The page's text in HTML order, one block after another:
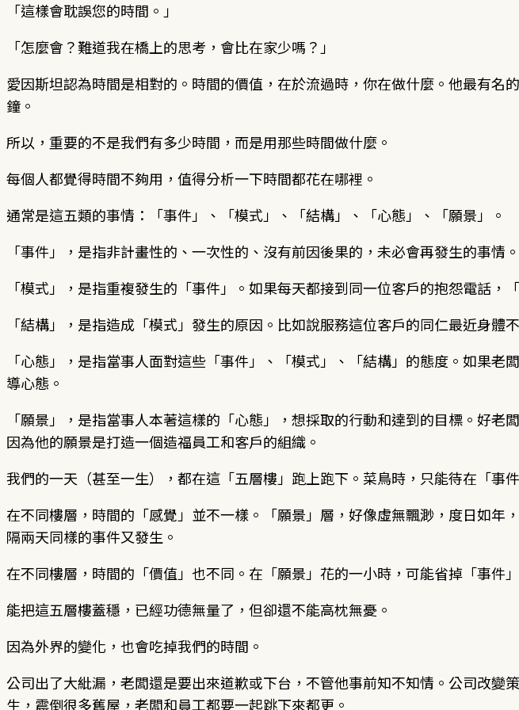
「這樣會耽誤您的時間。」
「怎麼會？難道我在橋上的思考，會比在家少嗎？」
愛因斯坦認為時間是相對的。時間的價值，在於流過時，你在做什麼。他最有
鐘。
所以，重要的不是我們有多少時間，而是用那些時間做什麼。
每個人都覺得時間不夠用，值得分析一下時間都花在哪裡。
通常是這五類的事情：「事件」、「模式」、「結構」、「心態」、「願景」。
「事件」，是指非計畫性的、一次性的、沒有前因後果的，未必會再發生的事情
「模式」，是指重複發生的「事件」。如果每天都接到同一位客戶的抱怨電話，
「結構」，是指造成「模式」發生的原因。比如說服務這位客戶的同仁最近身體
「心態」，是指當事人面對這些「事件」、「模式」、「結構」的態度。如果
導心態。
「願景」，是指當事人本著這樣的「心態」，想採取的行動和達到的目標。好
因為他的願景是打造一個造福員工和客戶的組織。
我們的一天（甚至一生），都在這「五層樓」跑上跑下。菜鳥時，只能待在「事
在不同樓層，時間的「感覺」並不一樣。「願景」層，好像虛無飄渺，度日如
隔兩天同樣的事件又發生。
在不同樓層，時間的「價值」也不同。在「願景」花的一小時，可能省掉「事件
能把這五層樓蓋穩，已經功德無量了，但卻還不能高枕無憂。
因為外界的變化，也會吃掉我們的時間。
公司出了大紕漏，老闆還是要出來道歉或下台，不管他事前知不知情。公司改
生，震倒很多舊屋，老闆和員工都要一起跳下來都更。